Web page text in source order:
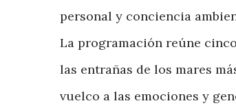
personal y conciencia
La programación reúne
las entrañas de los mares
vuelco a las emociones y